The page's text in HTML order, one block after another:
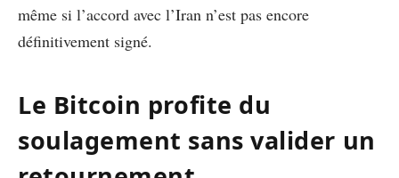
même si l’accord avec l’Iran n’est pas encore
définitivement signé.
Le Bitcoin profite du
soulagement sans valider un